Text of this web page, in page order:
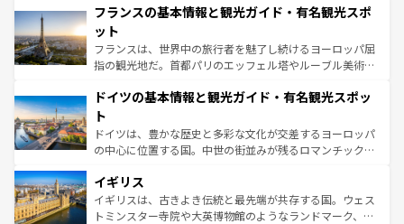
なお、新着のイタリア情報はコンテンツ一覧を参照してほ
しい。
文化が根付くこの国では、情熱的なフラメンコ、熱気あふ
れる闘牛、そして美味しいタパスが生活の一部となってい
る。首都マドリードの洗練された雰囲気や、バルセロナの
アートに溢れた街角から、地方では古代ローマ遺跡や中世
せる。地方によって風土や気候が異なるスペインはその個
ンテンツ一覧 を参照してほしい。
フランスの基本情報と観光ガイド・有名観光スポ
ット
フランスは、世界中の旅行者を魅了し続けるヨーロッパ屈
指の観光地だ。首都パリのエッフェル塔やルーブル美術館
で、幅広い魅力が詰まっている。華麗な宮殿、歴史的な大
聖堂、美しいビーチ、そして豊かな自然が、訪れる者を心
から魅了する。また、フランスは美食の国としても知ら
れ、フランス料理はユネスコ無形文化遺産にも登録されて
香り高いラベンダー畑など、多彩な楽しみ方が可能だ。さ
らに、パリ以外の地域にも魅力が溢れており、どの街角に
も豊かな歴史と文化が息づいている。パリ以外の個性あふ
ドイツの基本情報と観光ガイド・有名観光スポッ
ト
ドイツは、豊かな歴史と多彩な文化が交差するヨーロッパ
の中心に位置する国。中世の街並みが残るロマンチック街
顔を持つこの国は、どこを歩いても飽きることがない。ベ
ルリンの文化的活気、バイエルン州のアルプスの絶景、そ
してライン川沿いのワイン畑といった風景は必見。ビール
イギリス
イギリスは、古きよき伝統と最先端が共存する国。ウェス
トミンスター寺院や大英博物館のようなランドマーク、歴